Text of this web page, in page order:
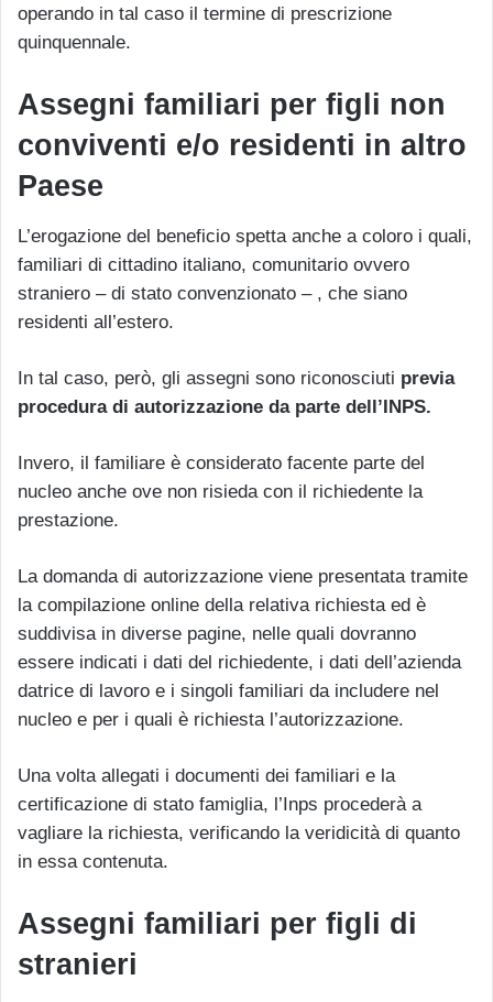
operando in tal caso il termine di prescrizione
quinquennale.
Assegni familiari per figli non
conviventi e/o residenti in altro
Paese
L’erogazione del beneficio spetta anche a coloro i quali,
familiari di cittadino italiano, comunitario ovvero
straniero – di stato convenzionato – , che siano
residenti all’estero.
In tal caso, però, gli assegni sono riconosciuti previa
procedura di autorizzazione da parte dell’INPS.
Invero, il familiare è considerato facente parte del
nucleo anche ove non risieda con il richiedente la
prestazione.
La domanda di autorizzazione viene presentata tramite
la compilazione online della relativa richiesta ed è
suddivisa in diverse pagine, nelle quali dovranno
essere indicati i dati del richiedente, i dati dell’azienda
datrice di lavoro e i singoli familiari da includere nel
nucleo e per i quali è richiesta l’autorizzazione.
Una volta allegati i documenti dei familiari e la
certificazione di stato famiglia, l’Inps procederà a
vagliare la richiesta, verificando la veridicità di quanto
in essa contenuta.
Assegni familiari per figli di
stranieri